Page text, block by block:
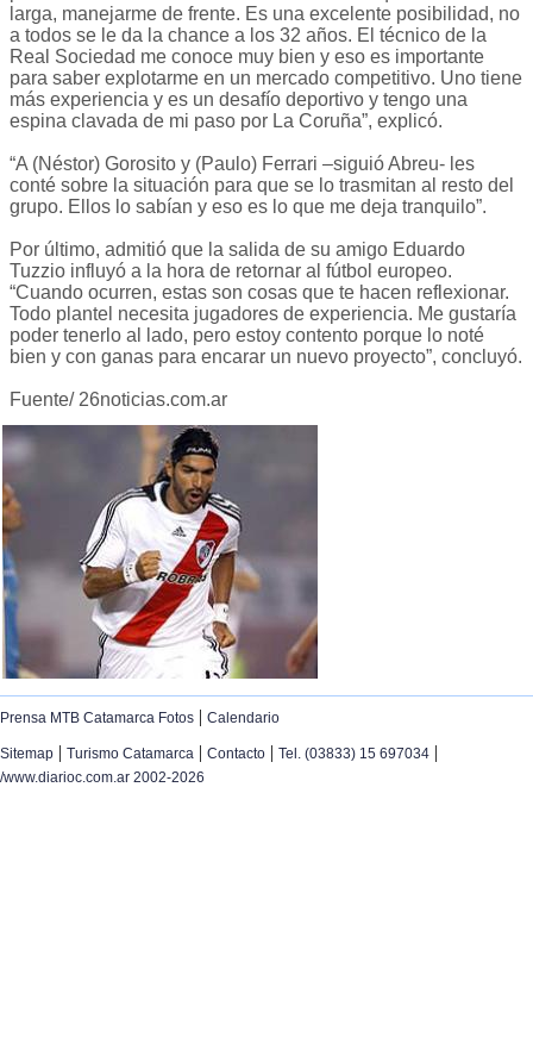
larga, manejarme de frente. Es una excelente posibilidad, no
a todos se le da la chance a los 32 años. El técnico de la
Real Sociedad me conoce muy bien y eso es importante
para saber explotarme en un mercado competitivo. Uno tiene
más experiencia y es un desafío deportivo y tengo una
espina clavada de mi paso por La Coruña”, explicó.
“A (Néstor) Gorosito y (Paulo) Ferrari –siguió Abreu- les
conté sobre la situación para que se lo trasmitan al resto del
grupo. Ellos lo sabían y eso es lo que me deja tranquilo”.
Por último, admitió que la salida de su amigo Eduardo
Tuzzio influyó a la hora de retornar al fútbol europeo.
“Cuando ocurren, estas son cosas que te hacen reflexionar.
Todo plantel necesita jugadores de experiencia. Me gustaría
poder tenerlo al lado, pero estoy contento porque lo noté
bien y con ganas para encarar un nuevo proyecto”, concluyó.
Fuente/ 26noticias.com.ar
Prensa MTB Catamarca Fotos | Calendario
Sitemap | Turismo Catamarca | Contacto | Tel. (03833) 15 697034 |
/www.diarioc.com.ar 2002-2026